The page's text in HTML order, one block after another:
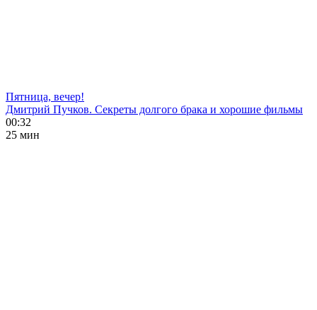
Пятница, вечер!
Дмитрий Пучков. Секреты долгого брака и хорошие фильмы
00:32
25 мин